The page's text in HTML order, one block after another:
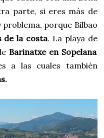
parte, si eres más de
problema, porque Bilbao
de la costa. La playa de
Barinatxe en Sopelana
a las cuales también